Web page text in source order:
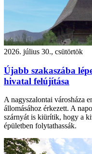
2026. július 30., csütörtök
Újabb szakaszába
hivatal felújítása
A nagyszalontai városháza
állomásához érkezett. A
szárnyát is kiürítik, hogy a
épületben folytathassák.